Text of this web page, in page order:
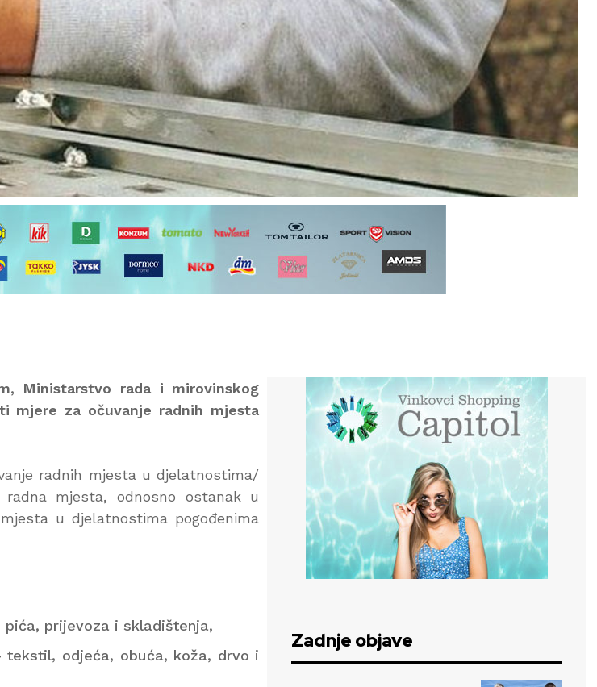
Ministarstvo rada i mirovinskog
mjere za očuvanje radnih mjesta
radnih mjesta u djelatnostima/
mjesta, odnosno ostanak u
u djelatnostima pogođenima
prijevoza i skladištenja,
odjeća, obuća, koža, drvo i
Zadnje objave